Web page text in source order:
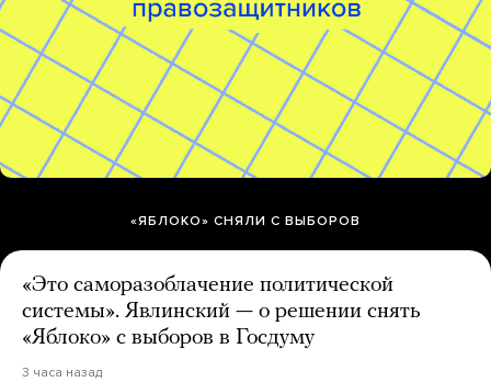
«ЯБЛОКО» СНЯЛИ С ВЫБОРОВ
«Это саморазоблачение политической
системы». Явлинский — о решении снять
«Яблоко» с выборов в Госдуму
3 часа назад